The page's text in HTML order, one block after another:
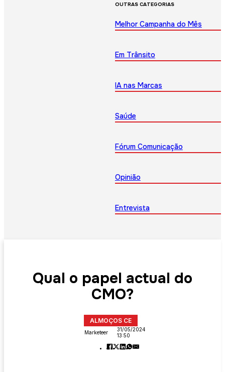
OUTRAS CATEGORIAS
Melhor Campanha do Mês
Em Trânsito
IA nas Marcas
Saúde
Fórum Comunicação
Opinião
Entrevista
Qual o papel actual do
CMO?
ALMOÇOS CE
Marketeer
31/05/2024
13:50